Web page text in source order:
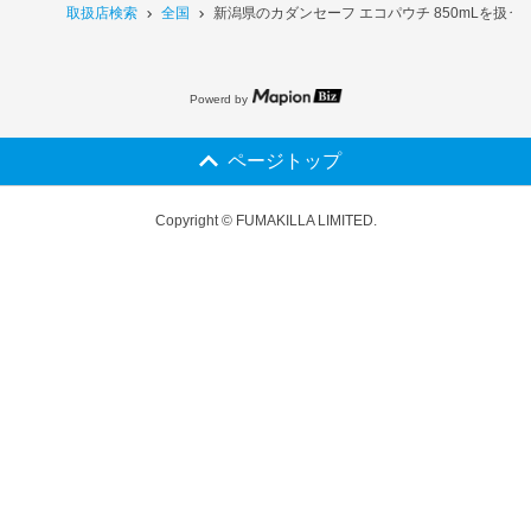
取扱店検索 全国 新潟県のカダンセーフ エコパウチ 850mLを扱う
Powerd by
ページトップ
Copyright © FUMAKILLA LIMITED.